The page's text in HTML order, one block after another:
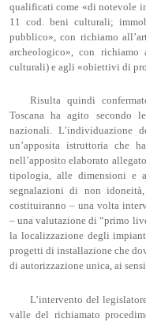
qualificati come «di notevole
11 cod. beni culturali;
pubblico», con richiamo
archeologico», con
culturali) e agli «obiettivi di
Risulta quindi
Toscana ha agito secondo
nazionali. L’individuazione
un’apposita istruttoria che
nell’apposito elaborato
tipologia, alle dimensioni e
segnalazioni di non
costituiranno – una volta
– una valutazione di “primo
la localizzazione degli
progetti di installazione che
di autorizzazione unica, ai
L’intervento del
valle del richiamato